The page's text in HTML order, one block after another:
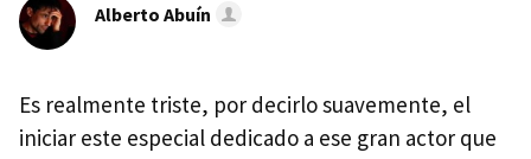
Alberto Abuín
Es realmente triste, por decirlo suavemente, el
iniciar este especial dedicado a ese gran actor que